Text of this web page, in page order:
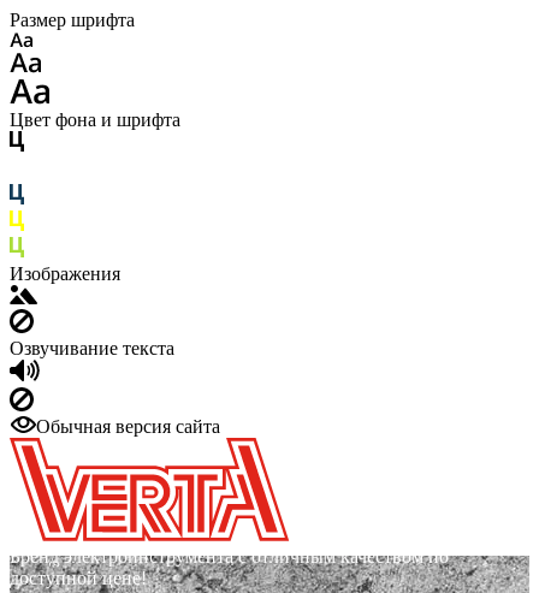
Размер шрифта
Цвет фона и шрифта
Изображения
Озвучивание текста
Обычная версия сайта
Бренд электроинструмента с отличным качеством по
доступной цене!